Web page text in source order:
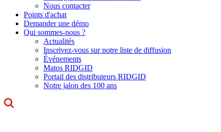
Nous contacter
Points d'achat
Demander une démo
Qui sommes-nous ?
Actualités
Inscrivez-vous sur notre liste de diffusion
Événements
Matos RIDGID
Portail des distributeurs RIDGID
Notre jalon des 100 ans